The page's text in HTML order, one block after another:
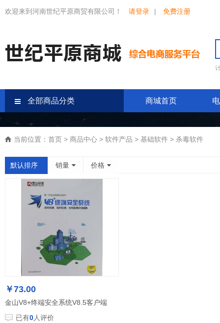
欢迎来到河南世纪平原商贸有限公司！ 请登录 | 免费注册
全部商品分类 商城首页
当前位置： 首页 > 商品中心 > 软件产品 > 基础软件 > 杀毒软件
默认排序 销量 价格
￥73.00
金山V8+终端安全系统V8.5客户端
已有0人评价